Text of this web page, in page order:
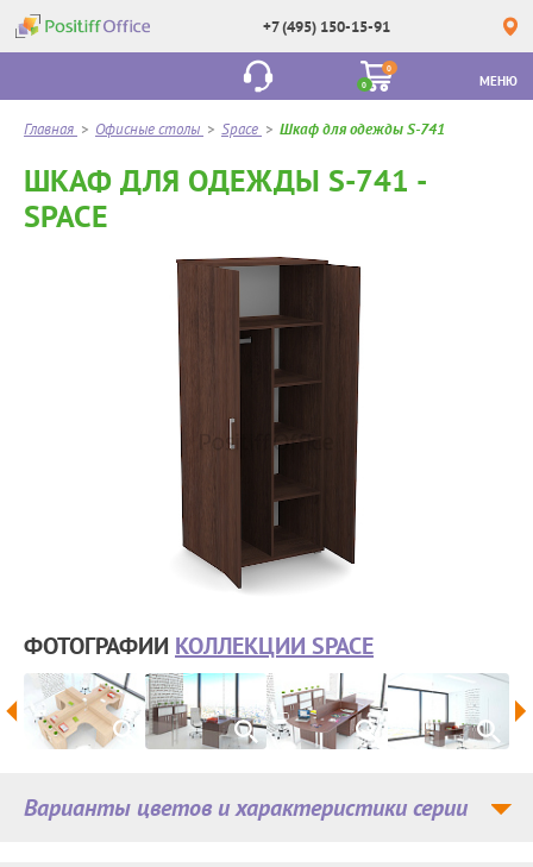
+7 (495) 150-15-91
0
0
МЕНЮ
Главная > Офисные столы > Space > Шкаф для одежды S-741
ШКАФ ДЛЯ ОДЕЖДЫ S-741 -
SPACE
ФОТОГРАФИИ КОЛЛЕКЦИИ SPACE
Варианты цветов и характеристики серии